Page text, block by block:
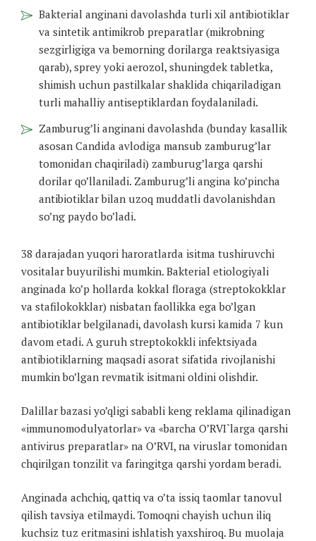
Bakterial anginani davolashda turli xil antibiotiklar
va sintetik antimikrob preparatlar (mikrobning
sezgirligiga va bemorning dorilarga reaktsiyasiga
qarab), sprey yoki aerozol, shuningdek tabletka,
shimish uchun pastilkalar shaklida chiqariladigan
turli mahalliy antiseptiklardan foydalaniladi.
Zamburug’li anginani davolashda (bunday kasallik
asosan Candida avlodiga mansub zamburug’lar
tomonidan chaqiriladi) zamburug’larga qarshi
dorilar qo’llaniladi. Zamburug’li angina ko’pincha
antibiotiklar bilan uzoq muddatli davolanishdan
so’ng paydo bo’ladi.
38 darajadan yuqori haroratlarda isitma tushiruvchi
vositalar buyurilishi mumkin. Bakterial etiologiyali
anginada ko’p hollarda kokkal floraga (streptokokklar
va stafilokokklar) nisbatan faollikka ega bo’lgan
antibiotiklar belgilanadi, davolash kursi kamida 7 kun
davom etadi. A guruh streptokokkli infektsiyada
antibiotiklarning maqsadi asorat sifatida rivojlanishi
mumkin bo’lgan revmatik isitmani oldini olishdir.
Dalillar bazasi yo’qligi sababli keng reklama qilinadigan
«immunomodulyatorlar» va «barcha O’RVI`larga qarshi
antivirus preparatlar» na O’RVI, na viruslar tomonidan
chqirilgan tonzilit va faringitga qarshi yordam beradi.
Anginada achchiq, qattiq va o’ta issiq taomlar tanovul
qilish tavsiya etilmaydi. Tomoqni chayish uchun iliq
kuchsiz tuz eritmasini ishlatish yaxshiroq. Bu muolaja